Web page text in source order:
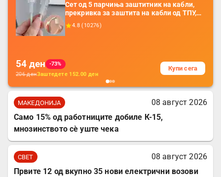
Сет од 5 парчиња заштитник на кабли,
прекривка за заштита на кабли од ТПУ,
додатоци за заштита на кабли, без
батерија, за мобилни телефони, комплет
4.8 ( 10276)
54 ден
-73%
206денЗаштедете 152.00 ден
Купи сега
МАКЕДОНИЈА
08 август 2026
Само 15% од работниците добиле К-15,
мнозинството сè уште чека
СВЕТ
08 август 2026
Првите 12 од вкупно 35 нови електрични возови